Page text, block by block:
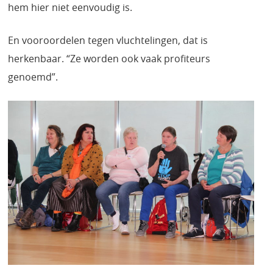
hem hier niet eenvoudig is.
En vooroordelen tegen vluchtelingen, dat is
herkenbaar. “Ze worden ook vaak profiteurs
genoemd”.